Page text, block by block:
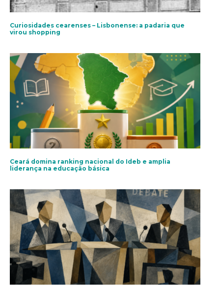
Curiosidades cearenses – Lisbonense: a padaria que
virou shopping
Ceará domina ranking nacional do Ideb e amplia
liderança na educação básica